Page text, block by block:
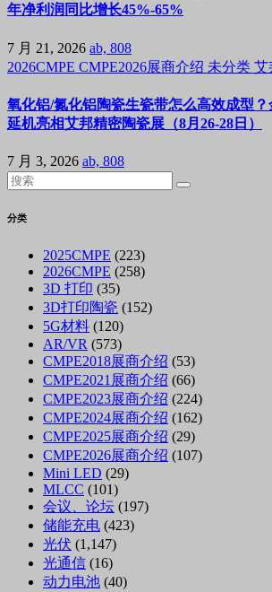
年净利润同比增长45%-65%
7 月 21, 2026 ab, 808
2026CMPE CMPE2026展商介绍 未分类 艾
氧化铝/氮化铝陶瓷生瓷带怎么高效成型
延机亮相艾邦精密陶瓷展（8月26-28日）
7 月 3, 2026 ab, 808
分类
2025CMPE (223)
2026CMPE (258)
3D 打印 (35)
3D打印陶瓷 (152)
5G材料 (120)
AR/VR (573)
CMPE2018展商介绍 (53)
CMPE2021展商介绍 (66)
CMPE2023展商介绍 (224)
CMPE2024展商介绍 (162)
CMPE2025展商介绍 (29)
CMPE2026展商介绍 (107)
Mini LED (29)
MLCC (101)
会议、论坛 (197)
储能充电 (423)
光伏 (1,147)
光通信 (16)
动力电池 (40)